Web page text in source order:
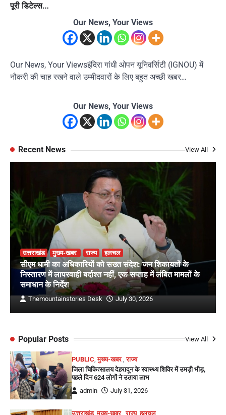
पूरी डिटेल्स…
Our News, Your Views
Our News, Your Viewsइंदिरा गांधी ओपन यूनिवर्सिटी (IGNOU) में
नौकरी की चाह रखने वाले उम्मीदवारों के लिए बहुत अच्छी खबर…
Our News, Your Views
Recent News View All
उत्तराखंड मुख्य-खबर राज्य हलचल
सीएम धामी का अधिकारियों को सख्त संदेश: जन शिकायतों के
निस्तारण में लापरवाही बर्दाश्त नहीं, एक सप्ताह में लंबित मामलों के
समाधान के निर्देश
Themountainstories Desk July 30, 2026
Popular Posts View All
PUBLIC,मुख्य-खबर,राज्य
जिला चिकित्सालय देहरादून के स्वास्थ्य शिविर में उमड़ी भीड़,
पहले दिन 624 लोगों ने उठाया लाभ
admin
July 31, 2026
उत्तराखंड,मुख्य-खबर ,राज्य,हलचल